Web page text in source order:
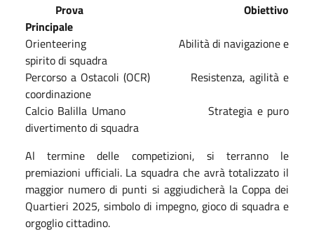
Prova
Obiettivo
Principale
Orienteering Abilità di navigazione e
spirito di squadra
Percorso a Ostacoli (OCR) Resistenza, agilità e
coordinazione
Calcio Balilla Umano Strategia e puro
divertimento di squadra
Al termine delle competizioni, si terranno le
premiazioni ufficiali. La squadra che avrà totalizzato il
maggior numero di punti si aggiudicherà la Coppa dei
Quartieri 2025, simbolo di impegno, gioco di squadra e
orgoglio cittadino.